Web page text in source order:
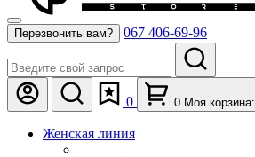
Перезвонить вам? 067 406-69-96
0 0 Моя корзина:
Женская линия